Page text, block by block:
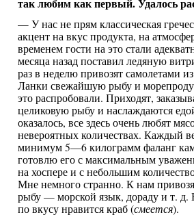
— У нас не прям классическая
акцент на вкус продукта, на
временем гости на это стали
месяца назад поставил ледяную
раз в неделю привозят самолетами
Ланки свежайшую рыбу и
это распробовали. Приходят,
целиковую рыбу и наслаждаются
оказалось, все здесь очень любят
невероятных количествах. Каждый
минимум 5—6 килограмм фаланг
готовлю его с максимальным
на хоспере и с небольшим
Мне немного странно. К нам
рыбу — морской язык, дораду и т. д.
по вкусу нравится краб (смеется).